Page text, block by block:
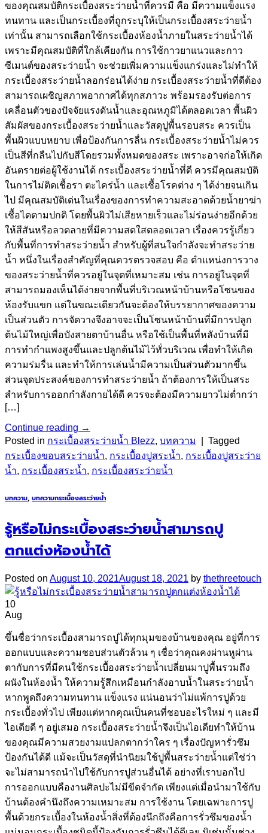
ของคุณสมบัติกระเบื้องสระว่ายน้ำที่ควรมี คือ มีความแข็งแรง
ทนทาน และเป็นกระเบื้องที่ถูกระบุให้เป็นกระเบื้องสระว่ายน้ำ
เท่านั้น สามารถเลือกใช้กระเบื้องห้องน้ำภายในสระว่ายน้ำได้
เพราะมีคุณสมบัติที่ใกล้เคียงกัน การใช้กาวยาแนวและกาว
ซีเมนต์ของสระว่ายน้ำ จะช่วยเพิ่มความแข็งแกร่งและไม่ทำให้
กระเบื้องสระว่ายน้ำลอกร่อนได้ง่าย กระเบื้องสระว่ายน้ำที่ดีต้อง
สามารถเผชิญสภาพอากาศได้ทุกสภาวะ พร้อมรองรับต่อการ
เคลื่อนตัวของปัจจัยแรงดันน้ำและอุณหภูมิได้ตลอดเวลา พื้นผิว
สัมผัสของกระเบื้องสระว่ายน้ำและวัสดุปูพื้นรอบสระ ควรเป็น
พื้นผิวแบบหยาบ เพื่อป้องกันการลื่น กระเบื้องสระว่ายน้ำไม่ควร
เป็นสีที่กลืนไปกับสีโดยรวมทั้งหมดของสระ เพราะอาจก่อให้เกิด
อันตรายต่อผู้ใช้งานได้ กระเบื้องสระว่ายน้ำที่ดี ควรมีคุณสมบัติ
ในการไม่ติดเชื้อรา ตะไคร่น้ำ และเชื้อโรคต่าง ๆ ได้ง่ายจนเกิน
ไป มีคุณสมบัติเด่นในเรื่องของการทำความสะอาดด้วยน้ำยาฆ่า
เชื้อไดตามปกติ โดยพื้นผิวไม่เสียหายเร็วและไม่ร่อนง่ายอีกด้วย
ให้สีสันหรือลวดลายที่มีความสดใสตลอดเวลา เรื่องควรรู้เกี่ยว
กับพื้นที่การทำสระว่ายน้ำ สำหรับผู้ที่สนใจกำลังจะทำสระว่าย
น้ำ หนึ่งในเรื่องสำคัญที่คุณควรตรวจสอบ คือ ตำแหน่งการวาง
ของสระว่ายน้ำที่ควรอยู่ในจุดที่เหมาะสม เช่น การอยู่ในจุดที่
สามารถมองเห็นได้ง่ายจากพื้นที่บริเวณหน้าบ้านหรือโซนของ
ห้องรับแขก แต่ในขณะเดียวกันจะต้องให้บรรยากาศของความ
เป็นส่วนตัว การจัดวางจึงอาจจะเป็นโซนหน้าบ้านที่มีการปลูก
ต้นไม้ใหญ่เพื่อบังสายตาบ้านอื่น หรือใช้เป็นพื้นที่หลังบ้านที่มี
การทำกำแพงสูงขึ้นและปลูกต้นไม้ไว้ทั่วบริเวณ เพื่อทำให้เกิด
ความร่มรื่น และทำให้การเล่นน้ำมีความเป็นส่วนตัวมากขึ้น
ส่วนจุดประสงค์ของการทำสระว่ายน้ำ ถ้าต้องการให้เป็นสระ
สำหรับการออกกำลังกายได้ดี ควรจะต้องมีความยาวไม่ต่ำกว่า
[…]
Continue reading →
Posted in กระเบื้องสระว่ายน้ำ Blezz, บทความ
Tagged
กระเบื้องขอบสระว่ายน้ำ, กระเบื้องปูสระน้ำ, กระเบื้องปูสระว่าย
น้ำ, กระเบื้องสระน้ำ, กระเบื้องสระว่ายน้ำ
บทความ, บทความกระเบื้องสระว่ายน้ำ
รู้หรือไม่กระเบื้องสระว่ายน้ำสามารถปู
ตกแต่งห้องน้ำได้
Posted on August 10, 2021August 18, 2021 by thethreetouch
10
Aug
ขึ้นชื่อว่ากระเบื้องสามารถปูได้ทุกมุมของบ้านของคุณ อยู่ที่การ
ออกแบบและความชอบส่วนตัวล้วน ๆ เชื่อว่าคุณคงผ่านหูผ่าน
ตากับการที่มีคนใช้กระเบื้องสระว่ายน้ำเปลี่ยนมาปูพื้นรวมถึง
ผนังในห้องน้ำ ให้ความรู้สึกเหมือนกำลังอาบน้ำในสระว่ายน้ำ
หากพูดถึงความทนทาน แข็งแรง แน่นอนว่าไม่แพ้การปูด้วย
กระเบื้องทั่วไป เพียงแต่หากคุณเป็นคนที่ชอบอะไรใหม่ ๆ และมี
ไอเดียดี ๆ อยู่เสมอ กระเบื้องสระว่ายน้ำจึงเป็นไอเดียทำให้บ้าน
ของคุณมีความสวยงามแปลกตากว่าใคร ๆ เรื่องปัญหารั่วซึม
ป้องกันได้ดี แม้จะเป็นวัสดุที่นำนิยมใช้ปูพื้นสระว่ายน้ำแต่ใช่ว่า
จะไม่สามารถนำไปใช้กับการปูส่วนอื่นได้ อย่างที่เราบอกไป
การออกแบบคืองานศิลปะไม่มีขีดจำกัด เพียงแต่เมื่อนำมาใช้กับ
บ้านต้องคำนึงถึงความเหมาะสม การใช้งาน โดยเฉพาะการปู
พื้นด้วยกระเบื้องในห้องน้ำสิ่งที่ต้องนึกถึงคือการรั่วซึมของน้ำ